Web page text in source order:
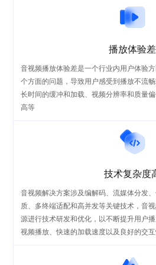
播放体验差
音视频播放体验差是一个行业内用户体验
个方面的问题，导致用户感受到播放不流
长时间的缓冲和加载、视频分辨率和质量
高等
技术复杂度
音视频解决方案涉及编解码、流媒体分发
质、多终端适配和高并发等关键技术，音
源进行技术研发和优化，以不断提升用户
视频播放、快速的加载速度以及良好的交